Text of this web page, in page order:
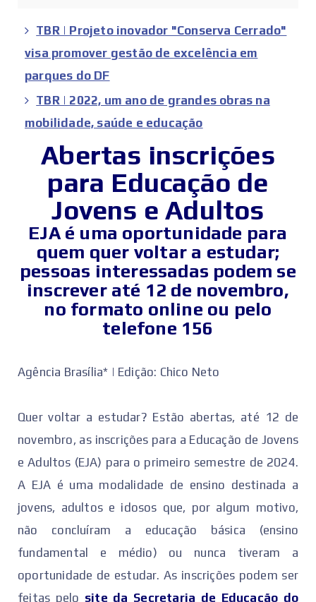
TBR | Projeto inovador "Conserva Cerrado"
visa promover gestão de excelência em
parques do DF
TBR | 2022, um ano de grandes obras na
mobilidade, saúde e educação
Abertas inscrições
para Educação de
Jovens e Adultos
EJA é uma oportunidade para
quem quer voltar a estudar;
pessoas interessadas podem se
inscrever até 12 de novembro,
no formato online ou pelo
telefone 156
Agência Brasília* | Edição: Chico Neto
Quer voltar a estudar? Estão abertas, até 12 de
novembro, as inscrições para a Educação de Jovens
e Adultos (EJA) para o primeiro semestre de 2024.
A EJA é uma modalidade de ensino destinada a
jovens, adultos e idosos que, por algum motivo,
não concluíram a educação básica (ensino
fundamental e médio) ou nunca tiveram a
oportunidade de estudar. As inscrições podem ser
feitas pelo site da Secretaria de Educação do